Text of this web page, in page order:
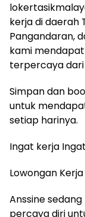
kerja di daerah
Pangandaran,
kami
terpercaya
Simpan dan
untuk
setiap harinya.
Ingat kerja
Lowongan Kerja
Anssine
percaya diri